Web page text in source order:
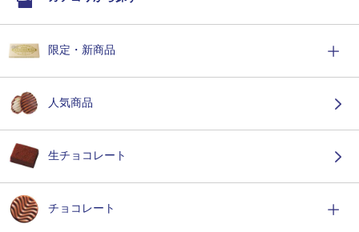
限定・新商品
人気商品
生チョコレート
チョコレート